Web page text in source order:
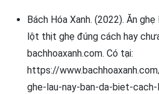
Bách Hóa Xanh. (2022). Ăn
lột thịt ghẹ đúng cách hay
bachhoaxanh.com. Có tại:
https://
ghe-lau-nay-ban-da-biet-